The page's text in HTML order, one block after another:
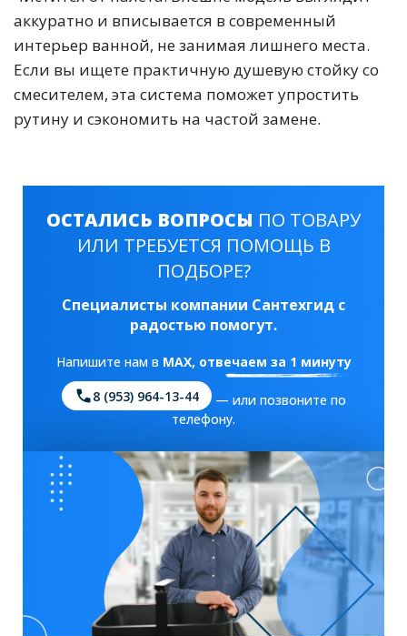
аккуратно и вписывается в современный
интерьер ванной, не занимая лишнего места.
Если вы ищете практичную душевую стойку со
смесителем, эта система поможет упростить
рутину и сэкономить на частой замене.
ОСТАЛИСЬ ВОПРОСЫ ПО ТОВАРУ
ИЛИ ТРЕБУЕТСЯ ПОМОЩЬ В
ПОДБОРЕ?
Специалисты компании Сантехгид с
радостью помогут.
Напишите нам в MAX, отвечаем за 1 минуту
8 (953) 964-13-44
— или позвоните по
телефону.